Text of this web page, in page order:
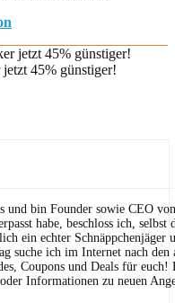
45% günstiger!
und bin Founder sowie CEO
habe, beschloss ich,
ein echter Schnäppchenjäger
suche ich im Internet nach den
Coupons und Deals für euch!
Informationen zu neuen